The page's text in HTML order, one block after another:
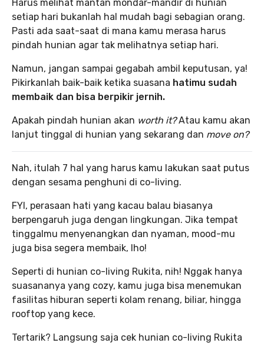
Harus melihat mantan mondar-mandir di hunian
setiap hari bukanlah hal mudah bagi sebagian orang.
Pasti ada saat-saat di mana kamu merasa harus
pindah hunian agar tak melihatnya setiap hari.
Namun, jangan sampai gegabah ambil keputusan, ya!
Pikirkanlah baik-baik ketika suasana hatimu sudah
membaik dan bisa berpikir jernih.
Apakah pindah hunian akan worth it?Atau kamu akan
lanjut tinggal di hunian yang sekarang dan move on?
Nah, itulah 7 hal yang harus kamu lakukan saat putus
dengan sesama penghuni di co-living.
FYI, perasaan hati yang kacau balau biasanya
berpengaruh juga dengan lingkungan. Jika tempat
tinggalmu menyenangkan dan nyaman, mood-mu
juga bisa segera membaik, lho!
Seperti di hunian co-living Rukita, nih! Nggak hanya
suasananya yang cozy, kamu juga bisa menemukan
fasilitas hiburan seperti kolam renang, biliar, hingga
rooftop yang kece.
Tertarik? Langsung saja cek hunian co-living Rukita